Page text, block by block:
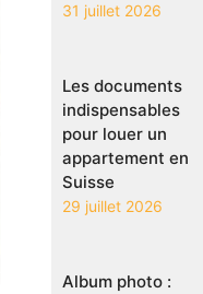
31 juillet 2026
Les documents
indispensables
pour louer un
appartement en
Suisse
29 juillet 2026
Album photo :